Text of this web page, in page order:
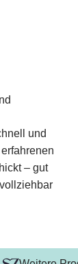
und
– gut